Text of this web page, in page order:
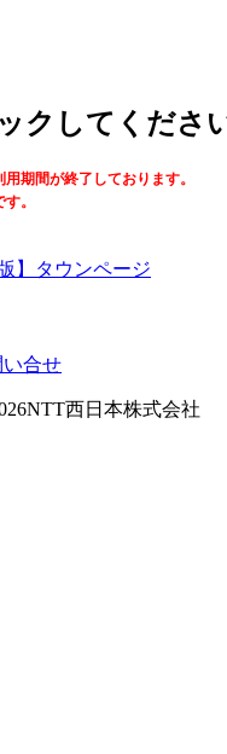
クしてくださ
期間が終了しております。
。
】タウンページ
い合せ
西日本株式会社